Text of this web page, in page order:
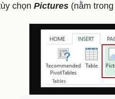
chọn Pictures (nằm